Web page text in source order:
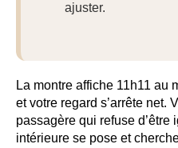
ajuster.
La montre affiche 11h11 au
et votre regard s’arrête net.
passagère qui refuse d’être
intérieure se pose et